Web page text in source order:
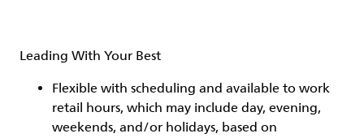
Leading With Your Best
Flexible with scheduling and available to work
retail hours, which may include day, evening,
weekends, and/or holidays, based on